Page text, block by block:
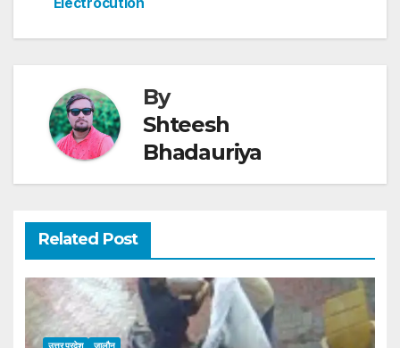
By
Shteesh
Bhadauriya
Related Post
उत्तर प्रदेश जालौन